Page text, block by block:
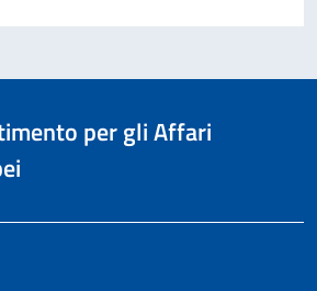
per gli Affari